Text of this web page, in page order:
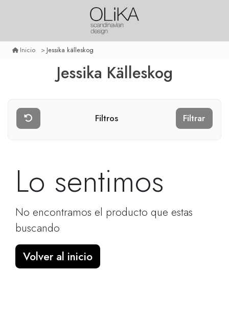
Inicio Jessika källeskog
Jessika Källeskog
Filtros Filtrar
Lo sentimos
No encontramos el producto que estas
buscando
Volver al inicio